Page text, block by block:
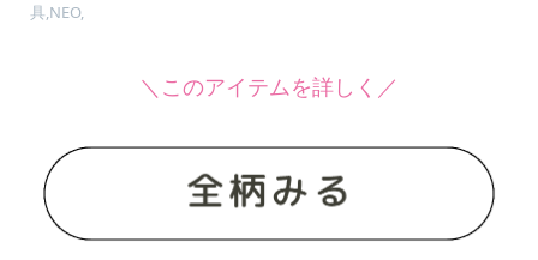
具,NEO,
＼このアイテムを詳しく／